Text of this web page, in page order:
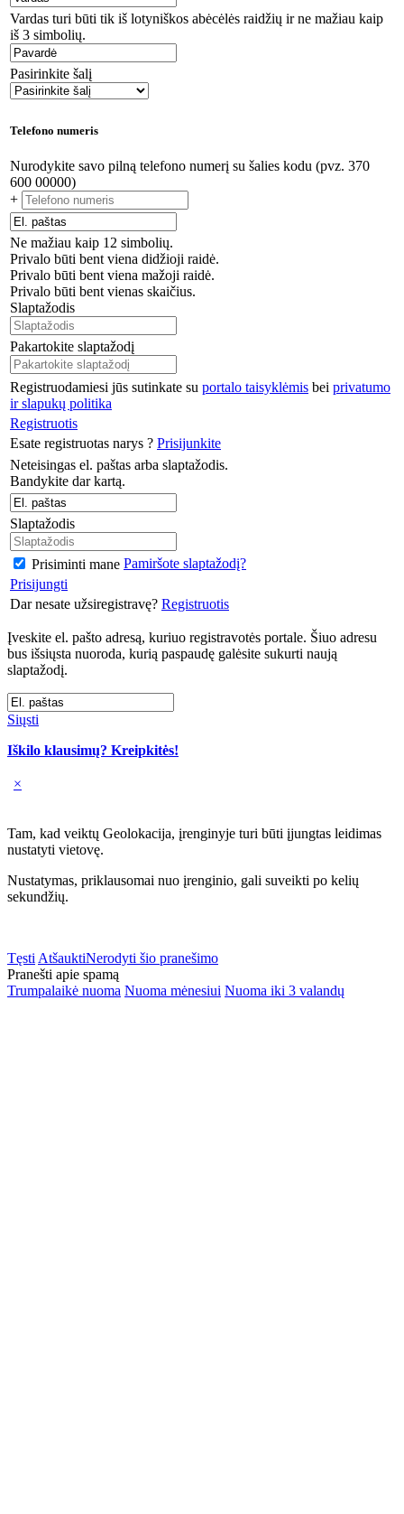
Vardas turi būti tik iš lotyniškos abėcėlės raidžių ir ne mažiau kaip
iš 3 simbolių.
Pasirinkite šalį
Telefono numeris
Nurodykite savo pilną telefono numerį su šalies kodu (pvz. 370
600 00000)
+
Ne mažiau kaip 12 simbolių.
Privalo būti bent viena didžioji raidė.
Privalo būti bent viena mažoji raidė.
Privalo būti bent vienas skaičius.
Slaptažodis
Pakartokite slaptažodį
Registruodamiesi jūs sutinkate su portalo taisyklėmis bei privatumo
ir slapukų politika
Registruotis
Esate registruotas narys ? Prisijunkite
Neteisingas el. paštas arba slaptažodis.
Bandykite dar kartą.
Slaptažodis
Prisiminti mane Pamiršote slaptažodį?
Prisijungti
Dar nesate užsiregistravę? Registruotis
Įveskite el. pašto adresą, kuriuo registravotės portale. Šiuo adresu
bus išsiųsta nuoroda, kurią paspaudę galėsite sukurti naują
slaptažodį.
Siųsti
Iškilo klausimų? Kreipkitės!
×
Tam, kad veiktų Geolokacija, įrenginyje turi būti įjungtas leidimas
nustatyti vietovę.
Nustatymas, priklausomai nuo įrenginio, gali suveikti po kelių
sekundžių.
TęstiAtšauktiNerodyti šio pranešimo
Pranešti apie spamą
Trumpalaikė nuoma Nuoma mėnesiui Nuoma iki 3 valandų